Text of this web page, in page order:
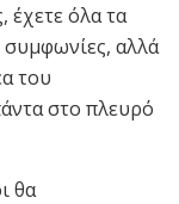
έχετε όλα τα
συμφωνίες, αλλά
του
στο πλευρό
θα